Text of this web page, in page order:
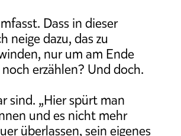
Dass in dieser
neige dazu, das zu
nur um am Ende
erzählen? Und doch.
sind. „Hier spürt man
und es nicht mehr
überlassen, sein eigenes